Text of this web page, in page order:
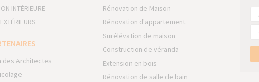
INTÉRIEURE
des Architectes
Rénovation de Maison
Rénovation d'appartement
Surélévation de maison
Construction de véranda
Extension en bois
Rénovation de salle de bain